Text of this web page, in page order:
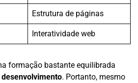
Estrutura de páginas
Interatividade web
formação bastante equilibrada
desenvolvimento. Portanto, mesmo